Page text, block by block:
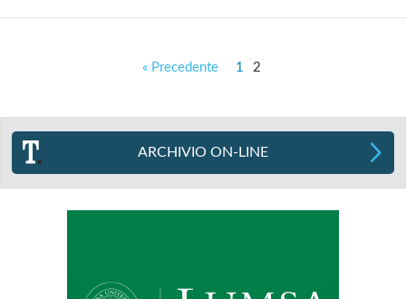
« Precedente 1 2
ARCHIVIO ON-LINE